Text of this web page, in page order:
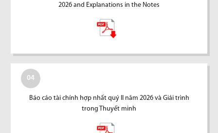
2026 and Explanations in the Notes
04
Báo cáo tài chính hợp nhất quý II năm 2026 và Giải trình
trong Thuyết minh